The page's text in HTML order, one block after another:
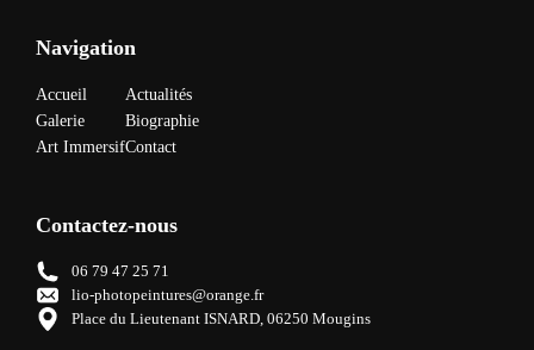
Navigation
Accueil
Galerie
Art Immersif
Actualités
Biographie
Contact
Contactez-nous
06 79 47 25 71
lio-photopeintures@orange.fr
Place du Lieutenant ISNARD, 06250 Mougins